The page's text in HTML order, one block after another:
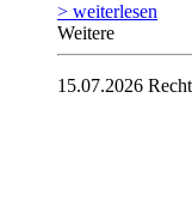
> weiterlesen
Weitere
15.07.2026